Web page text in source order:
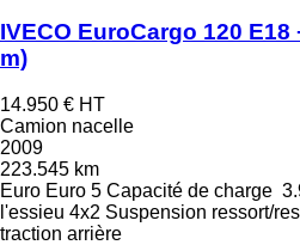
IVECO EuroCargo 120 E18
m)
14.950 € HT
Camion nacelle
2009
223.545 km
Euro Euro 5 Capacité de charge
l'essieu 4x2 Suspension ressort/
traction arrière